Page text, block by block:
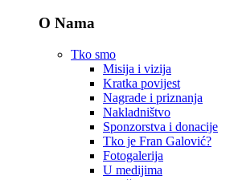
O Nama
Tko smo
Misija i vizija
Kratka povijest
Nagrade i priznanja
Nakladništvo
Sponzorstva i donacije
Tko je Fran Galović?
Fotogalerija
U medijima